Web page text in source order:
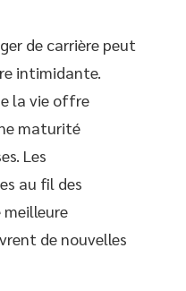
de carrière peut
intimidante.
la vie offre
maturité
Les
au fil des
meilleure
de nouvelles